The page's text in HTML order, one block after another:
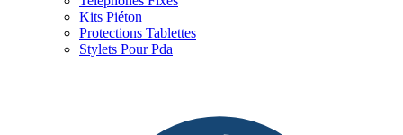
Kits Piéton
Protections Tablettes
Stylets Pour Pda